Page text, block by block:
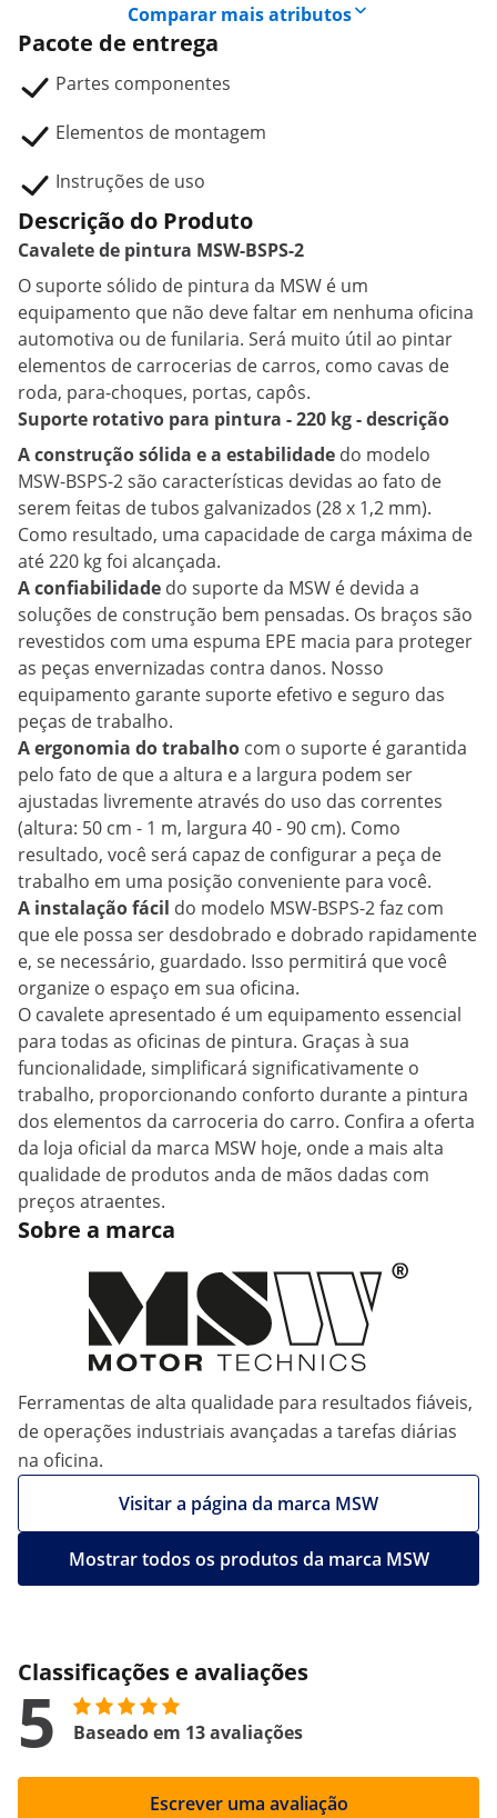
Comparar mais atributos
Pacote de entrega
Partes componentes
Elementos de montagem
Instruções de uso
Descrição do Produto
Cavalete de pintura MSW-BSPS-2
O suporte sólido de pintura da MSW é um
equipamento que não deve faltar em nenhuma oficina
automotiva ou de funilaria. Será muito útil ao pintar
elementos de carrocerias de carros, como cavas de
roda, para-choques, portas, capôs.
Suporte rotativo para pintura - 220 kg - descrição
A construção sólida e a estabilidade do modelo
MSW-BSPS-2 são características devidas ao fato de
serem feitas de tubos galvanizados (28 x 1,2 mm).
Como resultado, uma capacidade de carga máxima de
até 220 kg foi alcançada.
A confiabilidade do suporte da MSW é devida a
soluções de construção bem pensadas. Os braços são
revestidos com uma espuma EPE macia para proteger
as peças envernizadas contra danos. Nosso
equipamento garante suporte efetivo e seguro das
peças de trabalho.
A ergonomia do trabalho com o suporte é garantida
pelo fato de que a altura e a largura podem ser
ajustadas livremente através do uso das correntes
(altura: 50 cm - 1 m, largura 40 - 90 cm). Como
resultado, você será capaz de configurar a peça de
trabalho em uma posição conveniente para você.
A instalação fácil do modelo MSW-BSPS-2 faz com
que ele possa ser desdobrado e dobrado rapidamente
e, se necessário, guardado. Isso permitirá que você
organize o espaço em sua oficina.
O cavalete apresentado é um equipamento essencial
para todas as oficinas de pintura. Graças à sua
funcionalidade, simplificará significativamente o
trabalho, proporcionando conforto durante a pintura
dos elementos da carroceria do carro. Confira a oferta
da loja oficial da marca MSW hoje, onde a mais alta
qualidade de produtos anda de mãos dadas com
preços atraentes.
Sobre a marca
Ferramentas de alta qualidade para resultados fiáveis,
de operações industriais avançadas a tarefas diárias
na oficina.
Visitar a página da marca MSW
Mostrar todos os produtos da marca MSW
Classificações e avaliações
5 Baseado em 13 avaliações
Escrever uma avaliação